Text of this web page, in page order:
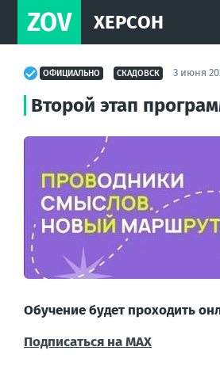
ZOV ХЕРСОН
ОФИЦИАЛЬНО СКАДОВСК 3 июня
Второй этап
Обучение будет проходить
Подписаться на MAX